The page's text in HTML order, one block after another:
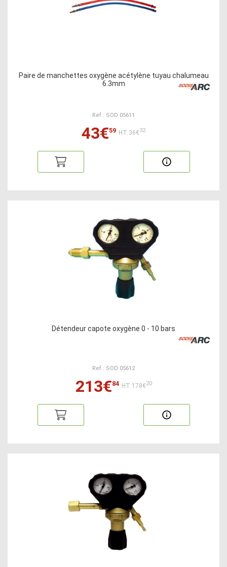
Paire de manchettes oxygène acétylène tuyau chalumeau
6.3mm
Ref : SOD 05611
43€59 HT:36€32
Détendeur capote oxygène 0 - 10 bars
Ref : SOD 05612
213€84 HT:178€20